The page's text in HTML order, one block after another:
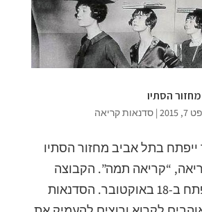
הסתיו
2015
| סדנאות קריאה
ייפתח בתל אביב מחזור הסתיו
“קריאה תמה”. הקבוצה
הירושלמית תיפתח ב-18 באוקטובר. הסדנאות